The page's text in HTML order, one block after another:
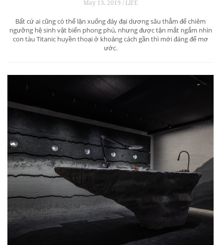
May 13, 2019 / LIFE
Bất cứ ai cũng có thể lặn xuống đáy đại dương sâu thẳm để chiêm
ngưỡng hệ sinh vật biển phong phú, nhưng được tận mắt ngắm nhìn
con tàu Titanic huyền thoại ở khoảng cách gần thì mới đáng để mơ
ước.